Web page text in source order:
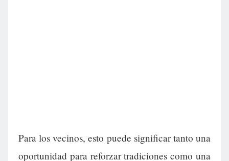
Para los vecinos, esto puede significar tanto una
oportunidad para reforzar tradiciones como una